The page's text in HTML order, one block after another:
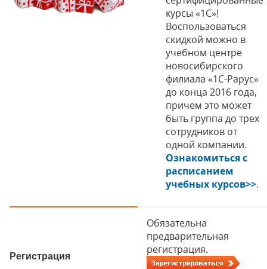
курсы «1С»!
Воспользоваться
скидкой можно в
учебном центре
новосибирского
филиала «1С-Рарус»
до конца 2016 года,
причем это может
быть группа до трех
сотрудников от
одной компании.
Ознакомиться с
расписанием
учебных курсов>>.
Регистрация
Обязательна
предварительная
регистрация.